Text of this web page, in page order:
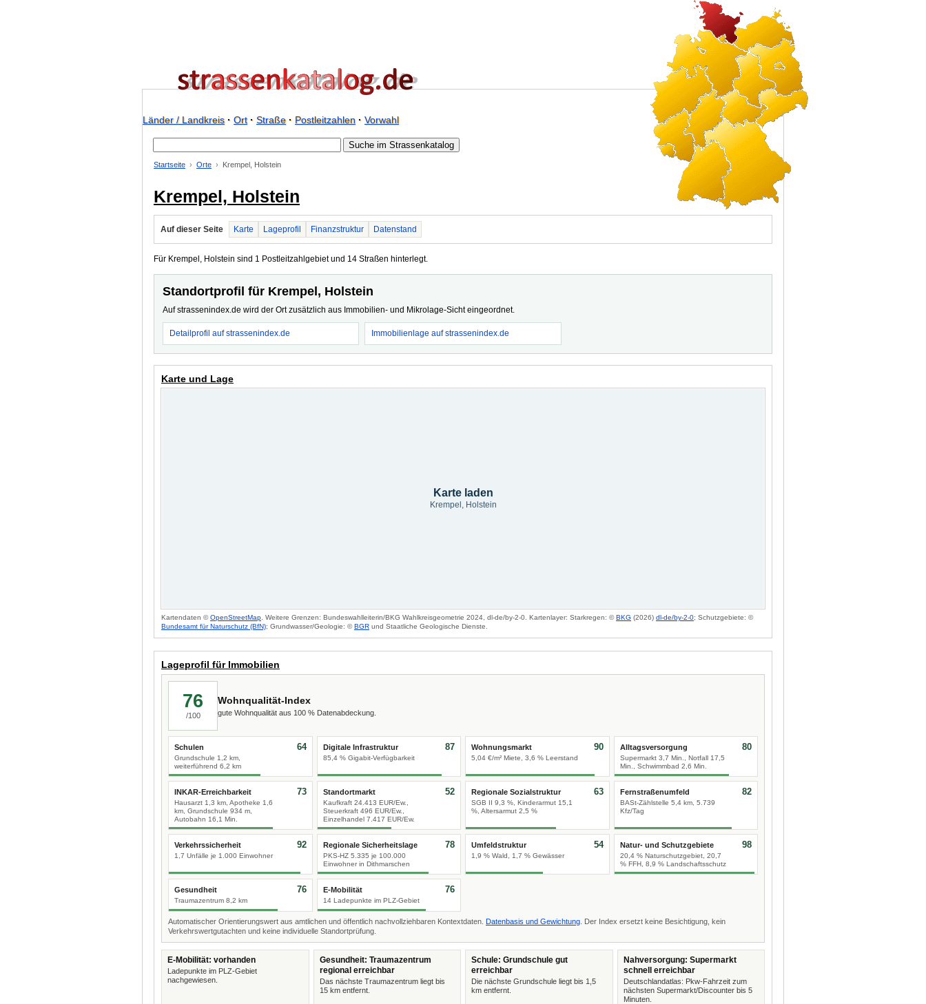
Länder / Landkreis· Ort· Straße· Postleitzahlen· Vorwahl
Startseite Orte Krempel, Holstein
Krempel, Holstein
Auf dieser Seite Karte Lageprofil Finanzstruktur Datenstand
Für Krempel, Holstein sind 1 Postleitzahlgebiet und 14 Straßen hinterlegt.
Standortprofil für Krempel, Holstein
Auf strassenindex.de wird der Ort zusätzlich aus Immobilien- und Mikrolage-Sicht eingeordnet.
Detailprofil auf strassenindex.de Immobilienlage auf strassenindex.de
Karte und Lage
Karte laden
Krempel, Holstein
Kartendaten ©OpenStreetMap . Weitere Grenzen: Bundeswahlleiterin/BKG Wahlkreisgeometrie 2024, dl-de/by-2-0. Kartenlayer: Starkregen: ©BKG (2026) dl-de/by-2-0; Schutzgebiete: ©
Bundesamt für Naturschutz (BfN); Grundwasser/Geologie: ©BGR und Staatliche Geologische Dienste.
Lageprofil für Immobilien
76
/100
Wohnqualität-Index
gute Wohnqualität aus 100 % Datenabdeckung.
Schulen
Grundschule 1,2 km,
weiterführend 6,2 km
64 Digitale Infrastruktur
85,4 % Gigabit-Verfügbarkeit
87 Wohnungsmarkt
5,04 €/m² Miete, 3,6 % Leerstand
90 Alltagsversorgung
Supermarkt 3,7 Min., Notfall 17,5
Min., Schwimmbad 2,6 Min.
80
INKAR-Erreichbarkeit
Hausarzt 1,3 km, Apotheke 1,6
km, Grundschule 934 m,
Autobahn 16,1 Min.
73 Standortmarkt
Kaufkraft 24.413 EUR/Ew.,
Steuerkraft 496 EUR/Ew.,
Einzelhandel 7.417 EUR/Ew.
52 Regionale Sozialstruktur
SGB II 9,3 %, Kinderarmut 15,1
%, Altersarmut 2,5 %
63 Fernstraßenumfeld
BASt-Zählstelle 5,4 km, 5.739
Kfz/Tag
82
Verkehrssicherheit
1,7 Unfälle je 1.000 Einwohner
92 Regionale Sicherheitslage
PKS-HZ 5.335 je 100.000
Einwohner in Dithmarschen
78 Umfeldstruktur
1,9 % Wald, 1,7 % Gewässer
54 Natur- und Schutzgebiete
20,4 % Naturschutzgebiet, 20,7
% FFH, 8,9 % Landschaftsschutz
98
Gesundheit
Traumazentrum 8,2 km
76 E-Mobilität
14 Ladepunkte im PLZ-Gebiet
76
Automatischer Orientierungswert aus amtlichen und öffentlich nachvollziehbaren Kontextdaten. Datenbasis und Gewichtung . Der Index ersetzt keine Besichtigung, kein
Verkehrswertgutachten und keine individuelle Standortprüfung.
E-Mobilität: vorhanden
Ladepunkte im PLZ-Gebiet
nachgewiesen.
Gesundheit: Traumazentrum
regional erreichbar
Das nächste Traumazentrum liegt bis
15 km entfernt.
Schule: Grundschule gut
erreichbar
Die nächste Grundschule liegt bis 1,5
km entfernt.
Nahversorgung: Supermarkt
schnell erreichbar
Deutschlandatlas: Pkw-Fahrzeit zum
nächsten Supermarkt/Discounter bis 5
Minuten.